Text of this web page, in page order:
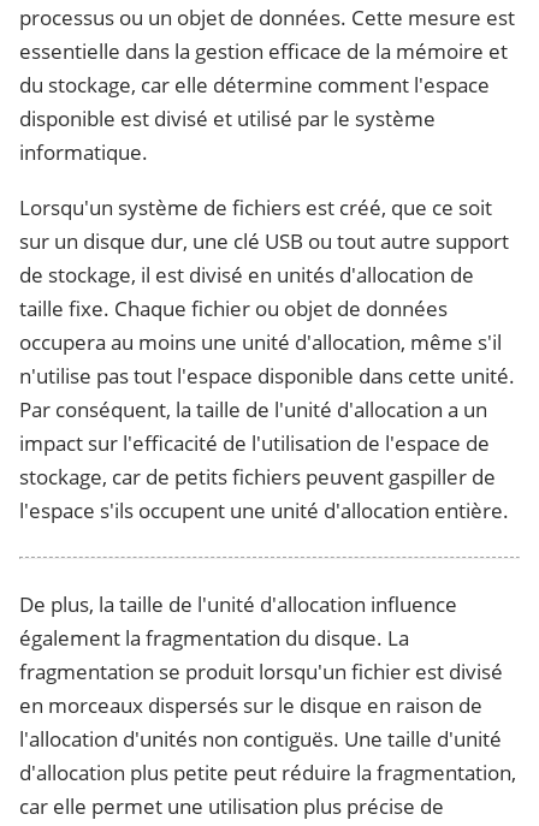
processus ou un objet de données. Cette mesure est
essentielle dans la gestion efficace de la mémoire et
du stockage, car elle détermine comment l'espace
disponible est divisé et utilisé par le système
informatique.
Lorsqu'un système de fichiers est créé, que ce soit
sur un disque dur, une clé USB ou tout autre support
de stockage, il est divisé en unités d'allocation de
taille fixe. Chaque fichier ou objet de données
occupera au moins une unité d'allocation, même s'il
n'utilise pas tout l'espace disponible dans cette unité.
Par conséquent, la taille de l'unité d'allocation a un
impact sur l'efficacité de l'utilisation de l'espace de
stockage, car de petits fichiers peuvent gaspiller de
l'espace s'ils occupent une unité d'allocation entière.
De plus, la taille de l'unité d'allocation influence
également la fragmentation du disque. La
fragmentation se produit lorsqu'un fichier est divisé
en morceaux dispersés sur le disque en raison de
l'allocation d'unités non contiguës. Une taille d'unité
d'allocation plus petite peut réduire la fragmentation,
car elle permet une utilisation plus précise de